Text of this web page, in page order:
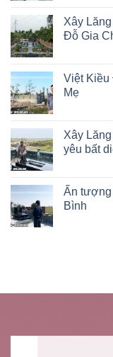
Xây
Đỗ Gia
Việt Kiều
Mẹ
Xây
yêu bất
Ấn tượng
Bình